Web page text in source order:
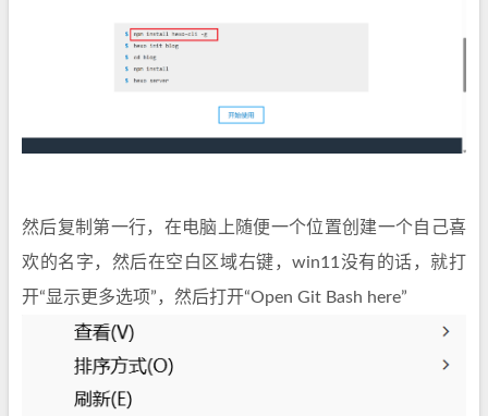
然后复制第一行，在电脑上随便一个位置创建一个自己喜
欢的名字，然后在空白区域右键，win11没有的话，就打
开“显示更多选项”，然后打开“Open Git Bash here”